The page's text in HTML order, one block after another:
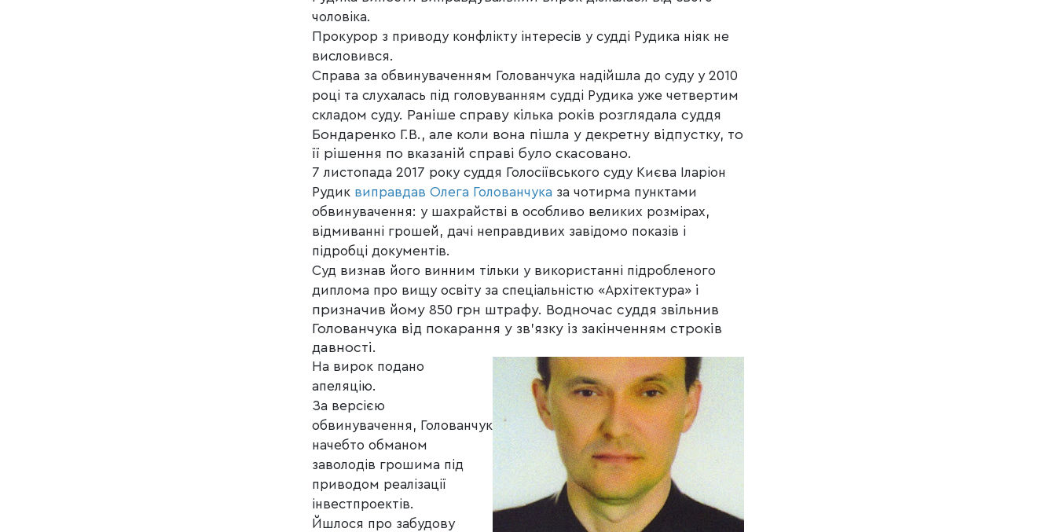
чоловіка.
Прокурор з приводу конфлікту інтересів у судді Рудика ніяк не
висловився.
Справа за обвинуваченням Голованчука надійшла до суду у 2010
році та слухалась під головуванням судді Рудика уже четвертим
складом суду. Раніше справу кілька років розглядала суддя
Бондаренко Г.В., але коли вона пішла у декретну відпустку, то
її рішення по вказаній справі було скасовано.
7 листопада 2017 року суддя Голосіївського суду Києва Іларіон
Рудик виправдав Олега Голованчука за чотирма пунктами
обвинувачення: у шахрайстві в особливо великих розмірах,
відмиванні грошей, дачі неправдивих завідомо показів і
підробці документів.
Суд визнав його винним тільки у використанні підробленого
диплома про вищу освіту за спеціальністю «Архітектура» і
призначив йому 850 грн штрафу. Водночас суддя звільнив
Голованчука від покарання у зв’язку із закінченням строків
давності.
На вирок подано
апеляцію.
За версією
обвинувачення, Голованчук
начебто обманом
заволодів грошима під
приводом реалізації
інвестпроектів.
Йшлося про забудову